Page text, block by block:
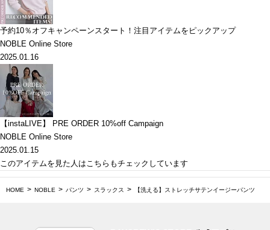
予約10％オフキャンペーンスタート！注目アイテムをピックアップ
NOBLE Online Store
2025.01.16
【instaLIVE】 PRE ORDER 10%off Campaign
NOBLE Online Store
2025.01.15
このアイテムを見た人はこちらもチェックしています
HOME NOBLE パンツ スラックス 【洗える】ストレッチサテンイージーパンツ